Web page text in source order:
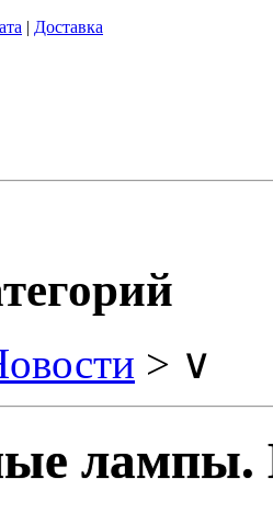
| Доставка
> ∨
лампы.